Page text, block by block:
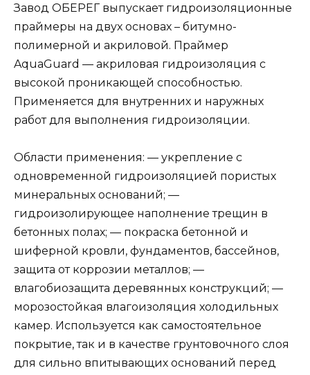
Завод ОБЕРЕГ выпускает гидроизоляционные
праймеры на двух основах – битумно-
полимерной и акриловой. Праймер
AquaGuard — акриловая гидроизоляция с
высокой проникающей способностью.
Применяется для внутренних и наружных
работ для выполнения гидроизоляции.
Области применения: — укрепление с
одновременной гидроизоляцией пористых
минеральных оснований; —
гидроизолирующее наполнение трещин в
бетонных полах; — покраска бетонной и
шиферной кровли, фундаментов, бассейнов,
защита от коррозии металлов; —
влагобиозащита деревянных конструкций; —
морозостойкая влагоизоляция холодильных
камер. Используется как самостоятельное
покрытие, так и в качестве грунтовочного слоя
для сильно впитывающих оснований перед